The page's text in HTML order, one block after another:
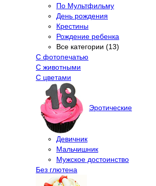
По Мультфильму
День рождения
Крестины
Рождение ребенка
Все категории (13)
С фотопечатью
C животными
С цветами
Эротические
Девичник
Мальчишник
Мужское достоинство
Без глютена